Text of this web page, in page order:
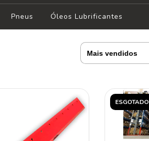
Pneus Óleos Lubrificantes
ESGOTADO